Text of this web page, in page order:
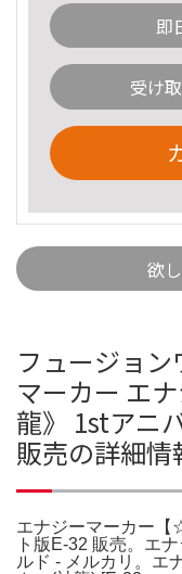
即
受け
欲
フュージョ
マーカー エ
龍》 1stアニ
販売の詳細情
エナジーマーカー【
ト版E-32 販売。エ
ルド - メルカリ。エ